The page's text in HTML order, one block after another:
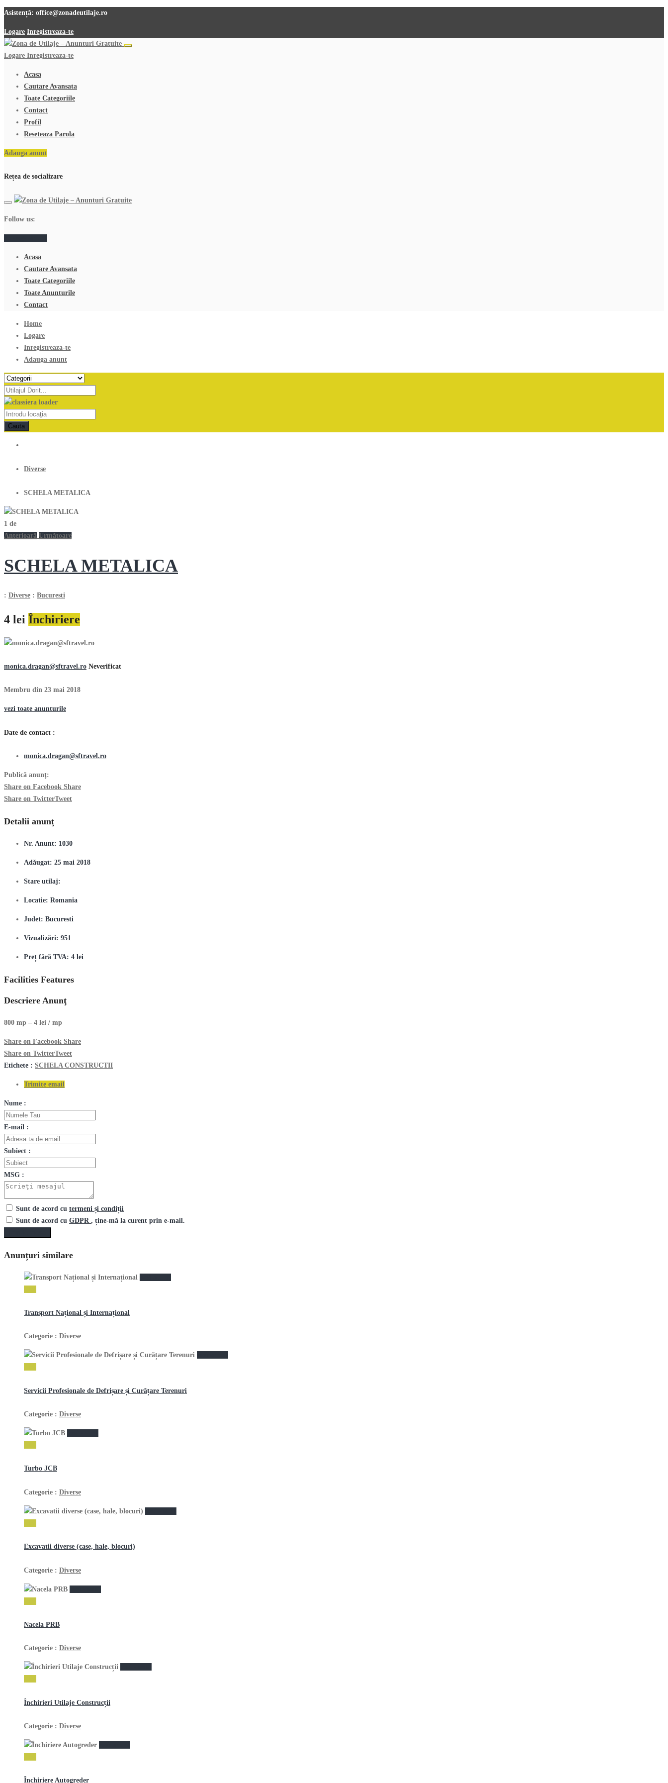
Asistență: office@zonadeutilaje.ro
Logare Inregistreaza-te
Logare Inregistreaza-te
Acasa
Cautare Avansata
Toate Categoriile
Contact
Profil
Reseteaza Parola
Adauga anunt
Rețea de socializare
Follow us:
Acasa
Cautare Avansata
Toate Categoriile
Toate Anunturile
Contact
Home
Logare
Inregistreaza-te
Adauga anunt
Cauta
Diverse
SCHELA METALICA
1 de
Anterioară Următoare
SCHELA METALICA
: Diverse : Bucuresti
4 lei Închiriere
monica.dragan@sftravel.ro Neverificat
Membru din 23 mai 2018
vezi toate anunturile
Date de contact :
monica.dragan@sftravel.ro
Publică anunţ:
Share on Facebook Share
Share on TwitterTweet
Detalii anunţ
Nr. Anunt: 1030
Adăugat: 25 mai 2018
Stare utilaj:
Locatie: Romania
Judet: Bucuresti
Vizualizări: 951
Preț fără TVA: 4 lei
Facilities Features
Descriere Anunţ
800 mp – 4 lei / mp
Share on Facebook Share
Share on TwitterTweet
Etichete : SCHELA CONSTRUCTII
Trimite email
Nume :
E-mail :
Subiect :
MSG :
Sunt de acord cu termeni și condiții
Sunt de acord cu GDPR , ține-mă la curent prin e-mail.
Anunțuri similare
Transport Național și Internațional
Categorie : Diverse
Servicii Profesionale de Defrișare și Curățare Terenuri
Categorie : Diverse
Turbo JCB
Categorie : Diverse
Excavatii diverse (case, hale, blocuri)
Categorie : Diverse
Nacela PRB
Categorie : Diverse
Închirieri Utilaje Construcții
Categorie : Diverse
Închiriere Autogreder